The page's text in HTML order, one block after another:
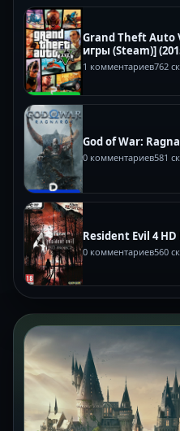
Grand Theft Auto
игры (Steam)]
1 комментариев762
God of War:
0 комментариев581
Resident Evil 4
0 комментариев560